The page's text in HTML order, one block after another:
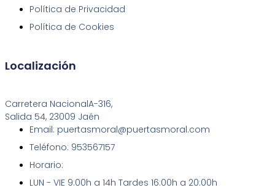
Política de Privacidad
Política de Cookies
Localización
Carretera NacionalA-316,
Salida 54, 23009 Jaén
Email: puertasmoral@puertasmoral.com
Teléfono: 953567157
Horario:
LUN - VIE 9:00h a 14h Tardes 16:00h a 20:00h